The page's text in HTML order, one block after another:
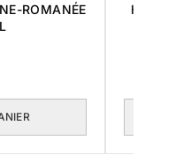
ROMANÉE